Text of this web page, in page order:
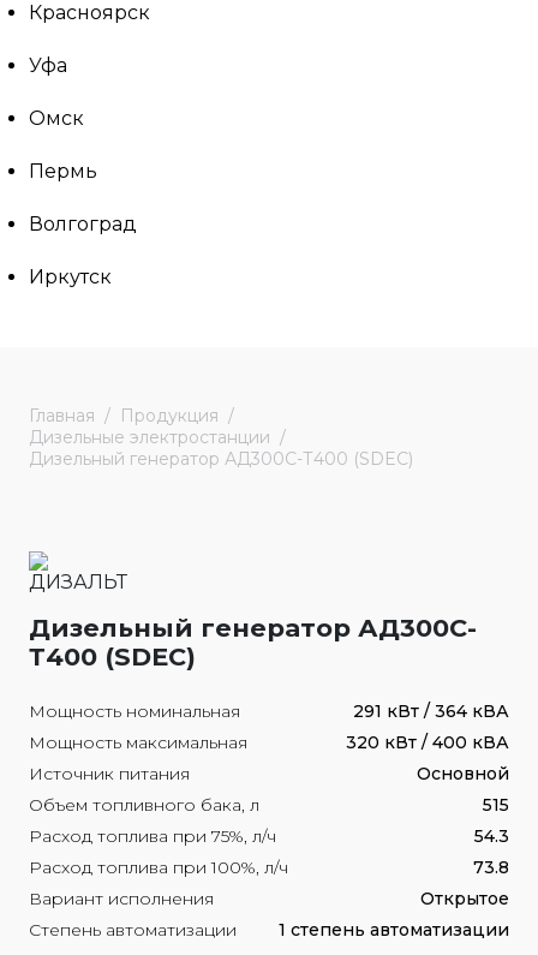
Красноярск
Уфа
Омск
Пермь
Волгоград
Иркутск
Главная
Продукция
Дизельные электростанции
Дизельный генератор АД300С-Т400 (SDEC)
Дизельный генератор АД300С-
Т400 (SDEC)
Мощность номинальная
291 кВт / 364 кВА
Мощность максимальная
320 кВт / 400 кВА
Источник питания
Основной
Объем топливного бака, л
515
Расход топлива при 75%, л/ч
54.3
Расход топлива при 100%, л/ч
73.8
Вариант исполнения
Открытое
Степень автоматизации
1 степень автоматизации